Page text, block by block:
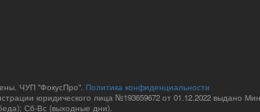
ЧУП "ФокусПро". Политика конфиденциальности
юридического лица №193659672 от 01.12.2022 выдано
Сб-Вс (выходные дни).